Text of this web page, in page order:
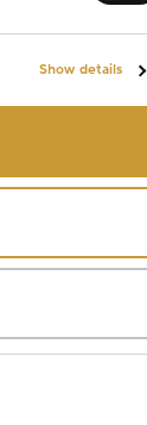
Show details